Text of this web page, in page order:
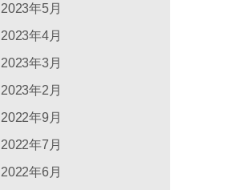
2023年5月
2023年4月
2023年3月
2023年2月
2022年9月
2022年7月
2022年6月